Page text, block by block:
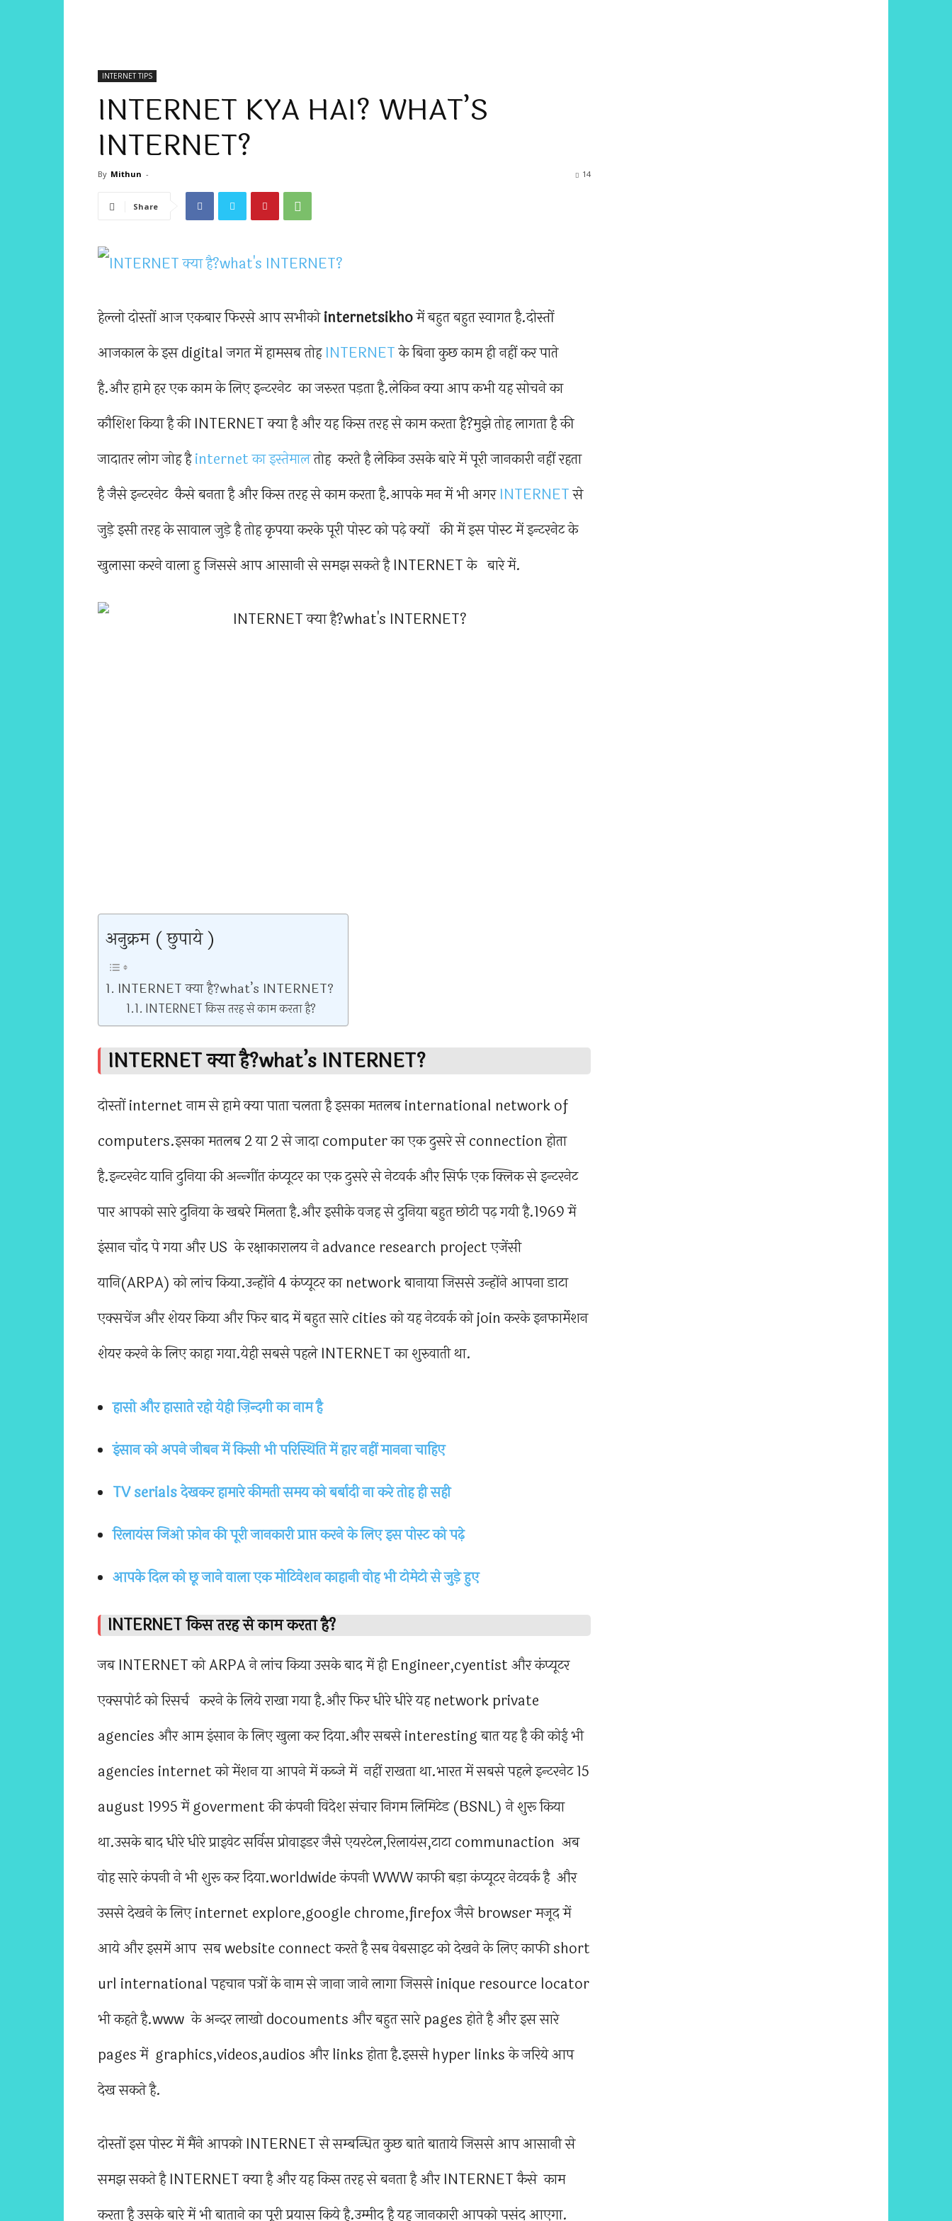
INTERNET TIPS
INTERNET KYA HAI? WHAT’S
INTERNET?
By Mithun - 14
Share
हेल्लो दोस्तों आज एकबार फिरसे आप सभीकोinternetsikhoमें बहुत बहुत स्वागत है.दोस्तों
आजकाल के इस digital जगत में हामसब तोहINTERNETके बिना कुछ काम ही नहीं कर पाते
है.और हामे हर एक काम के लिए इन्टरनेट का जरुरत पड़ता है.लेकिन क्या आप कभी यह सोचने का
कौशिश किया है की INTERNET क्या है और यह किस तरह से काम करता है?मुझे तोह लागता है की
जादातर लोग जोह हैinternet का इस्तेमालतोह करते है लेकिन उसके बारे में पूरी जानकारी नहीं रहता
है जैसे इन्टरनेट कैसे बनता है और किस तरह से काम करता है.आपके मन में भी अगरINTERNETसे
जुड़े इसी तरह के सावाल जुड़े है तोह कृपया करके पूरी पोस्ट को पढ़े क्यों की में इस पोस्ट में इन्टरनेट के
खुलासा करने वाला हु जिससे आप आसानी से समझ सकते है INTERNET के बारे में.
अनुक्रम ( छुपाये )
INTERNET क्या है?what’s INTERNET?
INTERNET किस तरह से काम करता है?
INTERNET क्या है?what’s INTERNET?
दोस्तों internet नाम से हामे क्या पाता चलता है इसका मतलब international network of
computers.इसका मतलब 2 या 2 से जादा computer का एक दुसरे से connection होता
है.इन्टरनेट यानि दुनिया की अन्न्गींत कंप्यूटर का एक दुसरे से नेटवर्क और सिर्फ एक क्लिक से इन्टरनेट
पार आपको सारे दुनिया के खबरे मिलता है.और इसीके वजह से दुनिया बहुत छोटी पढ़ गयी है.1969 में
इंसान चाँद पे गया और US के रक्षाकारालय ने advance research project एजेंसी
यानि(ARPA) को लांच किया.उन्होंने 4 कंप्यूटर का network बानाया जिससे उन्होंने आपना डाटा
एक्सचेंज और शेयर किया और फिर बाद में बहुत सारे cities को यह नेटवर्क को join करके इनफार्मेशन
शेयर करने के लिए काहा गया.येही सबसे पहले INTERNET का शुरुवाती था.
हासो और हासाते रहो येही ज़िन्दगी का नाम है
इंसान को अपने जीबन में किसी भी परिस्थिति में हार नहीं मानना चाहिए
TV serials देखकर हामारे कीमती समय को बर्बादी ना करे तोह ही सही
रिलायंस जिओ फ़ोन की पूरी जानकारी प्राप्त करने के लिए इस पोस्ट को पढ़े
आपके दिल को छू जाने वाला एक मोटिवेशन काहानी वोह भी टोमेटो से जुड़े हुए
INTERNET किस तरह से काम करता है?
जब INTERNET को ARPA ने लांच किया उसके बाद में ही Engineer,cyentist और कंप्यूटर
एक्सपोर्ट को रिसर्च करने के लिये राखा गया है.और फिर धीरे धीरे यह network private
agencies और आम इंसान के लिए खुला कर दिया.और सबसे interesting बात यह है की कोई भी
agencies internet को मेंशन या आपने में कब्जे में नहीं राखता था.भारत में सबसे पहले इन्टरनेट 15
august 1995 में goverment की कंपनी विदेश संचार निगम लिमिटेड (BSNL) ने शुरू किया
था.उसके बाद धीरे धीरे प्राइवेट सर्विस प्रोवाइडर जैसे एयरटेल,रिलायंस,टाटा communaction अब
वोह सारे कंपनी ने भी शुरू कर दिया.worldwide कंपनी WWW काफी बड़ा कंप्यूटर नेटवर्क है और
उससे देखने के लिए internet explore,google chrome,firefox जैसे browser मजूद में
आये और इसमें आप सब website connect करते है सब वेबसाइट को देखने के लिए काफी short
url international पहचान पत्रों के नाम से जाना जाने लागा जिससे inique resource locator
भी कहते है.www के अन्दर लाखो docouments और बहुत सारे pages होते है और इस सारे
pages में graphics,videos,audios और links होता है.इससे hyper links के जरिये आप
देख सकते है.
दोस्तों इस पोस्ट में मैंने आपको INTERNET से सम्बन्धित कुछ बाते बाताये जिससे आप आसानी से
समझ सकते है INTERNET क्या है और यह किस तरह से बनता है और INTERNET कैसे काम
करता है उसके बारे में भी बाताने का पूरी प्रयास किये है.उम्मीद है यह जानकारी आपको पसंद आएगा.